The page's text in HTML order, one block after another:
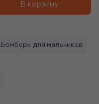
В корзину
Бомберы для мальчиков